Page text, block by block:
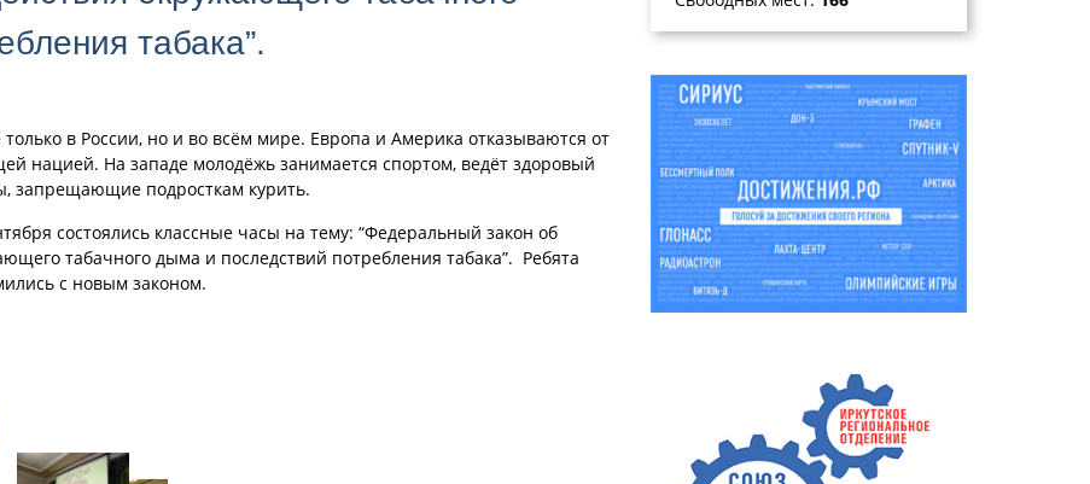
табака”.
в России, но и во всём мире. Европа и Америка отказываются от
нацией. На западе молодёжь занимается спортом, ведёт здоровый
запрещающие подросткам курить.
состоялись классные часы на тему: “Федеральный закон об
табачного дыма и последствий потребления табака”. Ребята
с новым законом.